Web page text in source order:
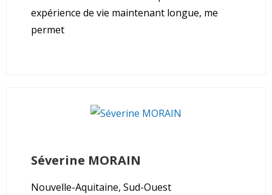
expérience de vie maintenant longue, me
permet
Séverine MORAIN
Nouvelle-Aquitaine, Sud-Ouest